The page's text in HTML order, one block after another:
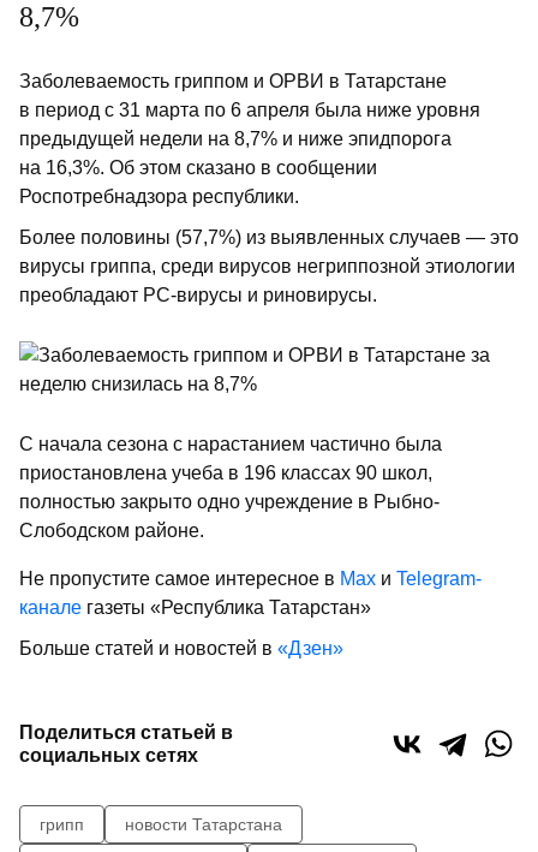
8,7%
Заболеваемость гриппом и ОРВИ в Татарстане
в период с 31 марта по 6 апреля была ниже уровня
предыдущей недели на 8,7% и ниже эпидпорога
на 16,3%. Об этом сказано в сообщении
Роспотребнадзора республики.
Более половины (57,7%) из выявленных случаев — это
вирусы гриппа, среди вирусов негриппозной этиологии
преобладают РС-вирусы и риновирусы.
С начала сезона с нарастанием частично была
приостановлена учеба в 196 классах 90 школ,
полностью закрыто одно учреждение в Рыбно-
Слободском районе.
Не пропустите самое интересное в Max и Telegram-
канале газеты «Республика Татарстан»
Больше статей и новостей в «Дзен»
Поделиться статьей в
социальных сетях
грипп
новости Татарстана